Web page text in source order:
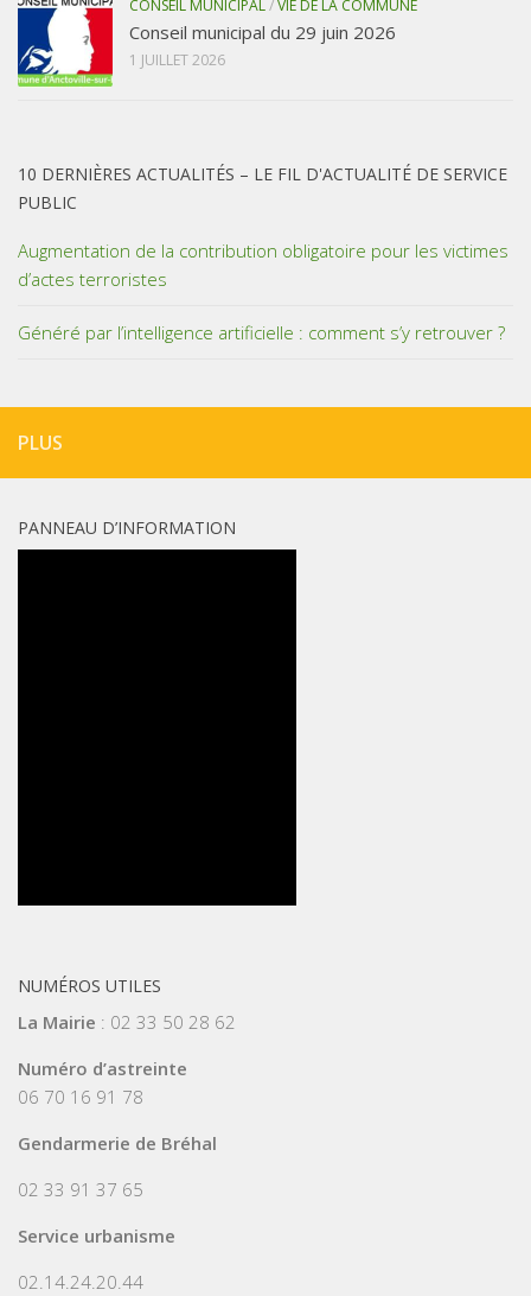
CONSEIL MUNICIPAL/VIE DE LA COMMUNE
Conseil municipal du 29 juin 2026
1 JUILLET 2026
10 DERNIÈRES ACTUALITÉS – LE FIL D'ACTUALITÉ DE SERVICE
PUBLIC
Augmentation de la contribution obligatoire pour les victimes
d’actes terroristes
Généré par l’intelligence artificielle : comment s’y retrouver ?
PLUS
PANNEAU D’INFORMATION
NUMÉROS UTILES
La Mairie : 02 33 50 28 62
Numéro d’astreinte
06 70 16 91 78
Gendarmerie de Bréhal
02 33 91 37 65
Service urbanisme
02.14.24.20.44